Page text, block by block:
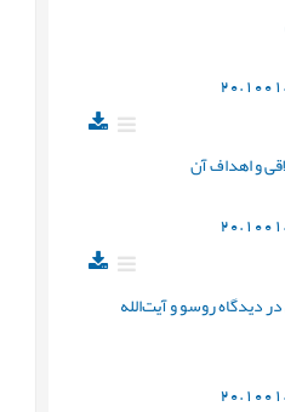
و اهداف آن
روسو و آیت‌الله